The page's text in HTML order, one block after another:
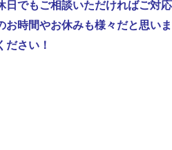
日でもご相談いただければご対応
お時間やお休みも様々だと思いま
ださい！